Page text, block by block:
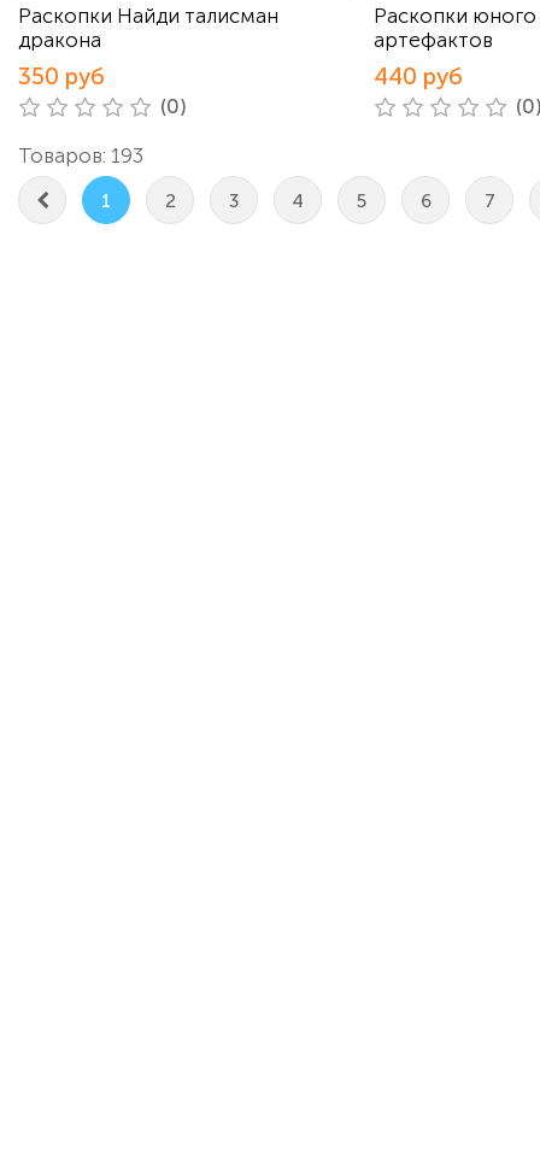
Раскопки Найди талисман
дракона
350 руб
(0)
Раскопки юного
артефактов
440 руб
Товаров: 193
1 2 3 4 5 6 7